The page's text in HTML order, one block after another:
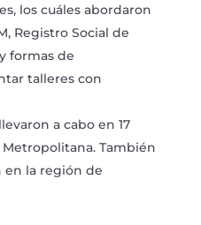
los cuáles abordaron
Registro Social de
formas de
talleres con
a cabo en 17
También
en la región de